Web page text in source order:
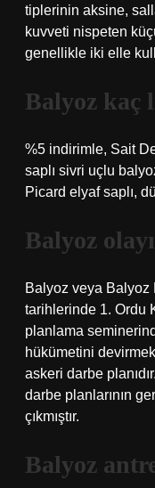
tiplerinin aksine,
kuvveti nispeten
genellikle iki elle
Balyoz kaç
%5 indirimle, Sait
saplı sivri uçlu
Picard elyaf saplı,
Balyoz
Balyoz veya Balyoz
tarihlerinde 1. Ordu
planlama
hükümetini
askeri darbe
darbe planlarının
çıkmıştır.
Balyoz